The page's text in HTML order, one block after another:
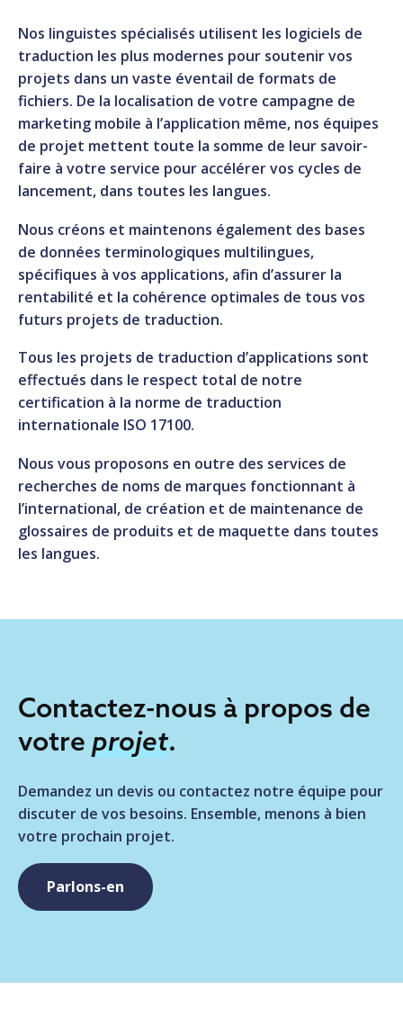
Nos linguistes spécialisés utilisent les logiciels de
traduction les plus modernes pour soutenir vos
projets dans un vaste éventail de formats de
fichiers. De la localisation de votre campagne de
marketing mobile à l’application même, nos équipes
de projet mettent toute la somme de leur savoir-
faire à votre service pour accélérer vos cycles de
lancement, dans toutes les langues.
Nous créons et maintenons également des bases
de données terminologiques multilingues,
spécifiques à vos applications, afin d’assurer la
rentabilité et la cohérence optimales de tous vos
futurs projets de traduction.
Tous les projets de traduction d’applications sont
effectués dans le respect total de notre
certification à la norme de traduction
internationale ISO 17100.
Nous vous proposons en outre des services de
recherches de noms de marques fonctionnant à
l’international, de création et de maintenance de
glossaires de produits et de maquette dans toutes
les langues.
Contactez-nous à propos de
votre projet.
Demandez un devis ou contactez notre équipe pour
discuter de vos besoins. Ensemble, menons à bien
votre prochain projet.
Parlons-en